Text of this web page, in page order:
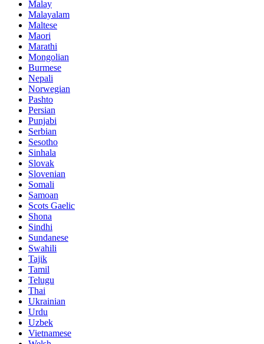
Malay
Malayalam
Maltese
Maori
Marathi
Mongolian
Burmese
Nepali
Norwegian
Pashto
Persian
Punjabi
Serbian
Sesotho
Sinhala
Slovak
Slovenian
Somali
Samoan
Scots Gaelic
Shona
Sindhi
Sundanese
Swahili
Tajik
Tamil
Telugu
Thai
Ukrainian
Urdu
Uzbek
Vietnamese